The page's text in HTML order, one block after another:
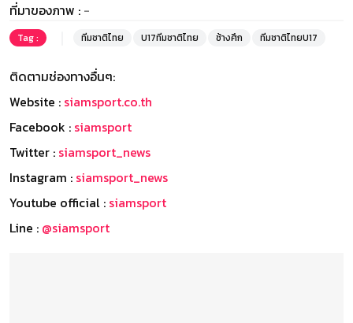
ที่มาของภาพ : -
Tag : ทีมชาติไทย U17ทีมชาติไทย ช้างศึก ทีมชาติไทยU17
ติดตามช่องทางอื่นๆ:
Website : siamsport.co.th
Facebook : siamsport
Twitter : siamsport_news
Instagram : siamsport_news
Youtube official : siamsport
Line : @siamsport